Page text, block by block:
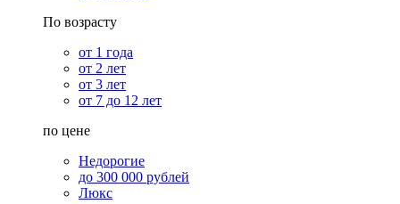
По возрасту
от 1 года
от 2 лет
от 3 лет
от 7 до 12 лет
по цене
Недорогие
до 300 000 рублей
Люкс